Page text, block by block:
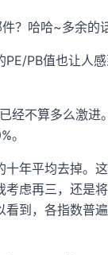
？哈哈~多余的
PB值也让人
经不算多么激
。
年平均去掉
虑再三，还
到，各指数